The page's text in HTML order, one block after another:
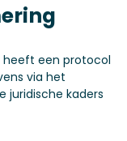
heeft een protocol
via het
juridische kaders